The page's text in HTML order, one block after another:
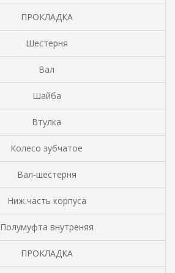
ПРОКЛАДКА
Шестерня
Вал
Шайба
Втулка
Колесо зубчатое
Вал-шестерня
Ниж.часть корпуса
Полумуфта внутреняя
ПРОКЛАДКА